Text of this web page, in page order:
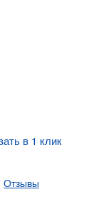
в 1 клик
Отзывы